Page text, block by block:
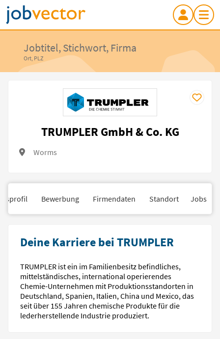
Jobtitel, Stichwort, Firma
Ort, PLZ
TRUMPLER GmbH & Co. KG
Worms
Bewerbung Firmendaten Standort Jobs
Deine Karriere bei TRUMPLER
TRUMPLER ist ein im Familienbesitz befindliches,
mittelständisches, international operierendes
Chemie-Unternehmen mit Produktionsstandorten in
Deutschland, Spanien, Italien, China und Mexico, das
seit über 155 Jahren chemische Produkte für die
lederherstellende Industrie produziert.